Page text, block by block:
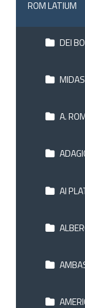
ROM LATIUM
DEI
A.
AI